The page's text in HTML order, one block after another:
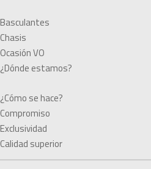
Basculantes
Chasis
Ocasión VO
¿Dónde estamos?
¿Cómo se hace?
Compromiso
Exclusividad
Calidad superior